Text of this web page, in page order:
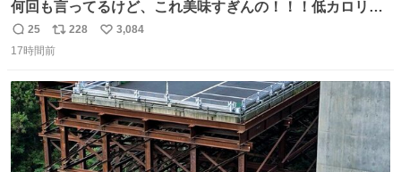
何回も言ってるけど、これ美味すぎんの！！！低カロリー
で満足感エグいから一生食べてる😭
返
信
25
リ
ポ
ト
数
228
い
数
3,084
17時間前